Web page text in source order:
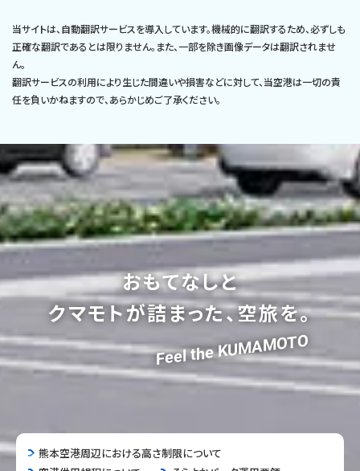
当サイトは、自動翻訳サービスを導入しています。機械的に翻訳するため、必ずしも
正確な翻訳であるとは限りません。また、一部を除き画像データは翻訳されませ
ん。
翻訳サービスの利用により生じた間違いや損害などに対して、当空港は一切の責
任を負いかねますので、あらかじめご了承ください。
おもてなしと
クマモトが詰まった、空旅を。
Feel the KUMAMOTO
熊本空港周辺における高さ制限について